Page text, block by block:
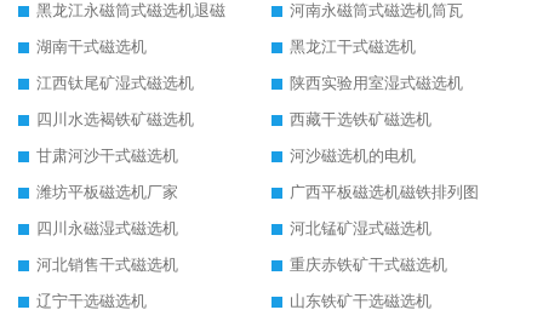
黑龙江永磁筒式磁选机退磁
河南永磁筒式磁选机筒瓦
湖南干式磁选机
黑龙江干式磁选机
江西钛尾矿湿式磁选机
陕西实验用室湿式磁选机
四川水选褐铁矿磁选机
西藏干选铁矿磁选机
甘肃河沙干式磁选机
河沙磁选机的电机
潍坊平板磁选机厂家
广西平板磁选机磁铁排列图
四川永磁湿式磁选机
河北锰矿湿式磁选机
河北销售干式磁选机
重庆赤铁矿干式磁选机
辽宁干选磁选机
山东铁矿干选磁选机